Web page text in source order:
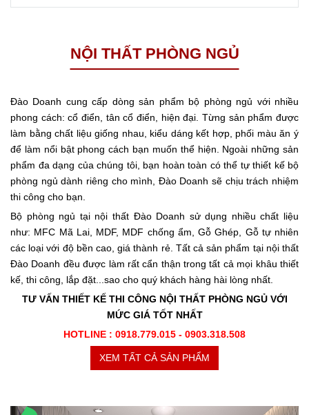
NỘI THẤT PHÒNG NGỦ
Đào Doanh cung cấp dòng sản phẩm bộ phòng ngủ với nhiều
phong cách: cổ điển, tân cổ điển, hiện đại. Từng sản phẩm được
làm bằng chất liệu giống nhau, kiểu dáng kết hợp, phối màu ăn ý
để làm nổi bật phong cách bạn muốn thể hiện. Ngoài những sản
phẩm đa dạng của chúng tôi, bạn hoàn toàn có thể tự thiết kế bộ
phòng ngủ dành riêng cho mình, Đào Doanh sẽ chịu trách nhiệm
thi công cho bạn.
Bộ phòng ngủ tại nội thất Đào Doanh sử dụng nhiều chất liệu
như: MFC Mã Lai, MDF, MDF chống ẩm, Gỗ Ghép, Gỗ tự nhiên
các loại với độ bền cao, giá thành rẻ. Tất cả sản phẩm tại nội thất
Đào Doanh đều được làm rất cẩn thận trong tất cả mọi khâu thiết
kế, thi công, lắp đặt...sao cho quý khách hàng hài lòng nhất.
TƯ VẤN THIẾT KẾ THI CÔNG NỘI THẤT PHÒNG NGỦ VỚI
MỨC GIÁ TỐT NHẤT
HOTLINE : 0918.779.015 - 0903.318.508
XEM TẤT CẢ SẢN PHẨM